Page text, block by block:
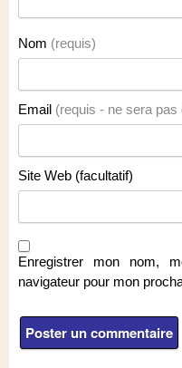
Nom (requis)
Email (requis - ne sera pas
Site Web (facultatif)
Enregistrer mon nom,
navigateur pour mon